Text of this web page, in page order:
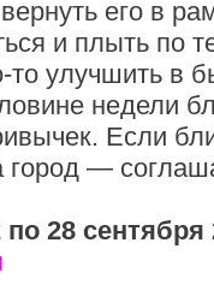
его в
и плыть по
то улучшить в
недели
Если
город —
28 сентября